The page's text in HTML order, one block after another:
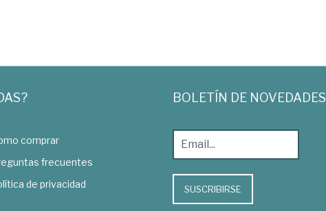
comprar
frecuentes
de privacidad
BOLETÍN DE NOVEDADES
SUSCRIBIRSE